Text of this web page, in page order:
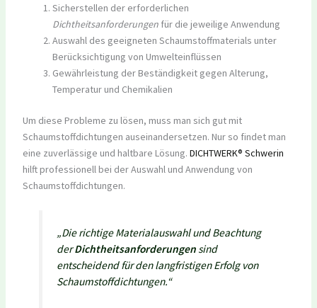
Sicherstellen der erforderlichen
Dichtheitsanforderungenfür die jeweilige Anwendung
Auswahl des geeigneten Schaumstoffmaterials unter
Berücksichtigung von Umwelteinflüssen
Gewährleistung der Beständigkeit gegen Alterung,
Temperatur und Chemikalien
Um diese Probleme zu lösen, muss man sich gut mit
Schaumstoffdichtungen auseinandersetzen. Nur so findet man
eine zuverlässige und haltbare Lösung. DICHTWERK® Schwerin
hilft professionell bei der Auswahl und Anwendung von
Schaumstoffdichtungen.
„Die richtige Materialauswahl und Beachtung
derDichtheitsanforderungensind
entscheidend für den langfristigen Erfolg von
Schaumstoffdichtungen.“